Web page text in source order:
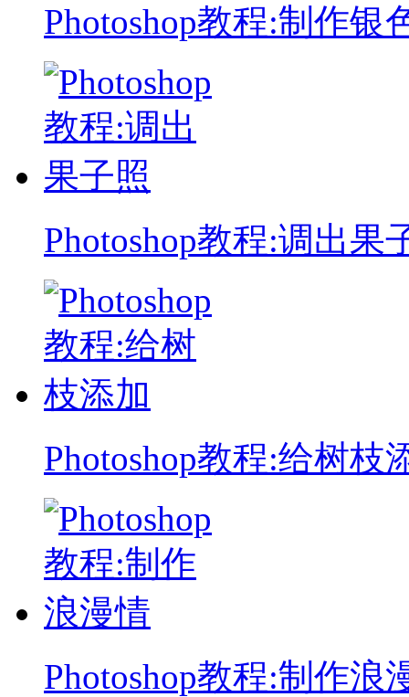
Photoshop教程:制作银
Photoshop教程:调出果
Photoshop教程:给树枝
Photoshop教程:制作浪